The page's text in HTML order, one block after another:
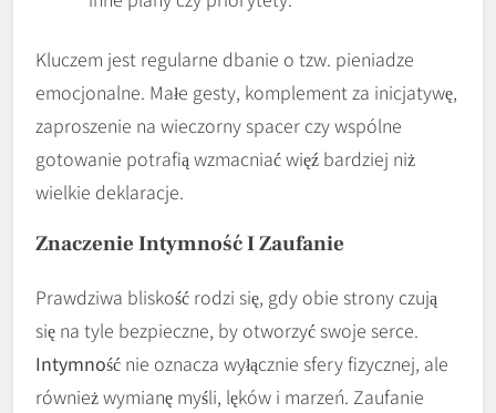
Kluczem jest regularne dbanie o tzw. pieniadze
emocjonalne. Małe gesty, komplement za inicjatywę,
zaproszenie na wieczorny spacer czy wspólne
gotowanie potrafią wzmacniać więź bardziej niż
wielkie deklaracje.
Znaczenie IntymnośćIZaufanie
Prawdziwa bliskość rodzi się, gdy obie strony czują
się na tyle bezpieczne, by otworzyć swoje serce.
Intymność nie oznacza wyłącznie sfery fizycznej, ale
również wymianę myśli, lęków i marzeń. Zaufanie